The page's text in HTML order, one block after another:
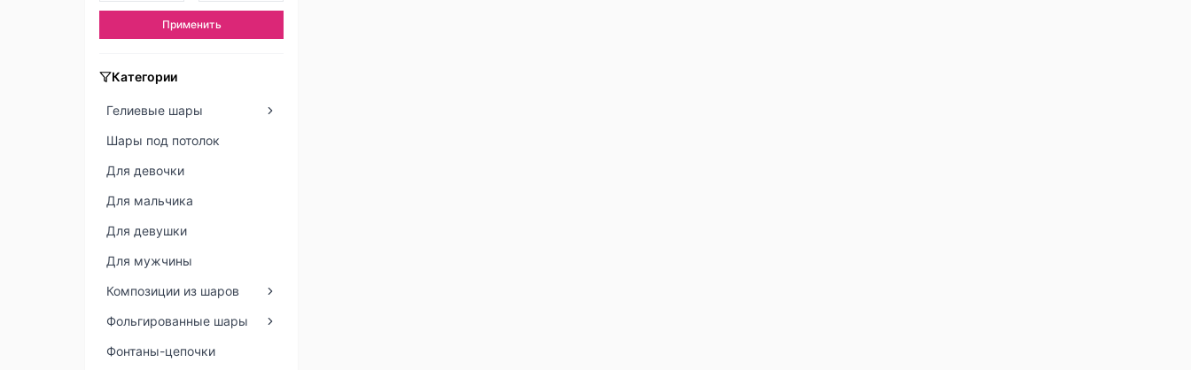
Применить
Категории
Гелиевые шары
Шары под потолок
Для девочки
Для мальчика
Для девушки
Для мужчины
Композиции из шаров
Фольгированные шары
Фонтаны-цепочки